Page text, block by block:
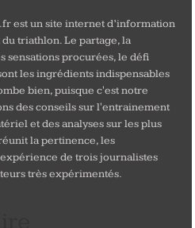
est un site internet d’information
triathlon. Le partage, la
sensations procurées, le défi
les ingrédients indispensables
bien, puisque c'est notre
des conseils sur l'entrainement
et des analyses sur les plus
la pertinence, les
de trois journalistes
très expérimentés.